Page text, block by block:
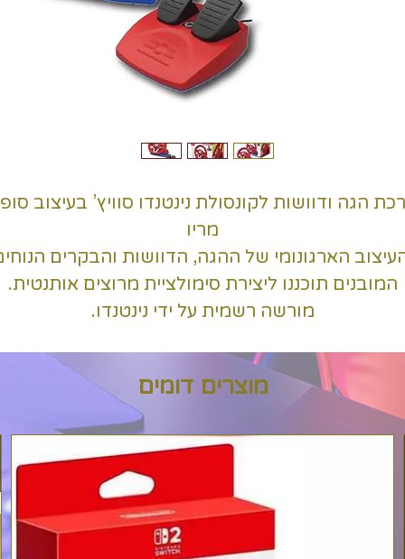
הגה ודוושות לקונסולת נינטנדו סוויץ’ בעיצוב
מריו
הארגונומי של ההגה, הדוושות והבקרים
המובנים תוכננו ליצירת סימולציית מרוצים אותנטית.
מורשה רשמית על ידי נינטנדו.
מוצרים דומים